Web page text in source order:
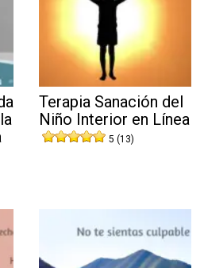
Terapia Sanación del
Niño Interior en Línea
5 (13)